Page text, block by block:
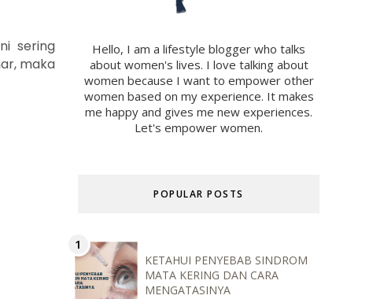
sering
maka
Hello, I am a lifestyle blogger who talks
about women's lives. I love talking about
women because I want to empower other
women based on my experience. It makes
me happy and gives me new experiences.
Let's empower women.
POPULAR POSTS
KETAHUI PENYEBAB SINDROM
MATA KERING DAN CARA
MENGATASINYA